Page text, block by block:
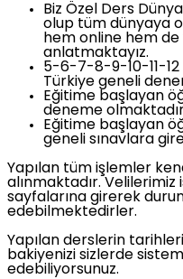
Biz Özel Ders
olup tüm dünyaya
hem online hem de
anlatmaktayız.
5-6-7-8-9-10-11-12
Türkiye geneli
Eğitime başlayan
deneme
Eğitime başlayan
geneli sınavlara
Yapılan tüm işlemler
alınmaktadır.
sayfalarına girerek
edebilmektedirler.
Yapılan derslerin
bakiyenizi sizlerde
edebiliyorsunuz.